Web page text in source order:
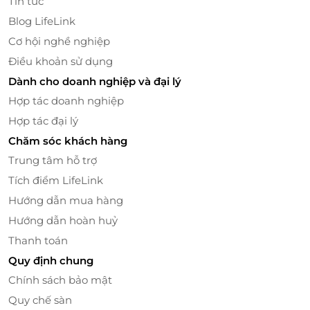
LifeLink đang áp dụng chương trình "E-Coupon ưu
đãi free 1 tượng tô với hoá đơn trên 200K Tại Tomato
Book Kafe". Đây là một món quà đặc biệt dành cho
những ai yêu thích sự sáng tạo và muốn lưu giữ kỷ
niệm đáng nhớ trong mỗi lần đến quán.
Tượng tô là một món quà nhỏ nhưng vô cùng ý
Blog LifeLink
Cơ hội nghề nghiệp
Điều khoản sử dụng
Dành cho doanh nghiệp và đại lý
Hợp tác doanh nghiệp
Hợp tác đại lý
Chăm sóc khách hàng
Trung tâm hỗ trợ
Tích điểm LifeLink
Hướng dẫn mua hàng
Hướng dẫn hoàn huỷ
Thanh toán
Quy định chung
Chính sách bảo mật
Quy chế sàn